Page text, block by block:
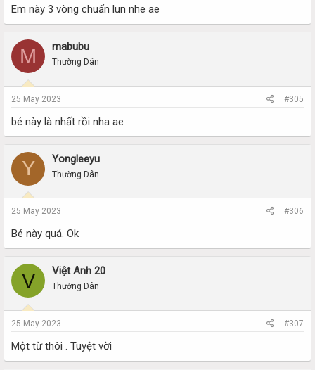
Em này 3 vòng chuẩn lun nhe ae
M mabubu
Thường Dân
25 May 2023 #305
bé này là nhất rồi nha ae
Y Yongleeyu
Thường Dân
25 May 2023 #306
Bé này quá. Ok
V Việt Anh 20
Thường Dân
25 May 2023 #307
Một từ thôi . Tuyệt vời